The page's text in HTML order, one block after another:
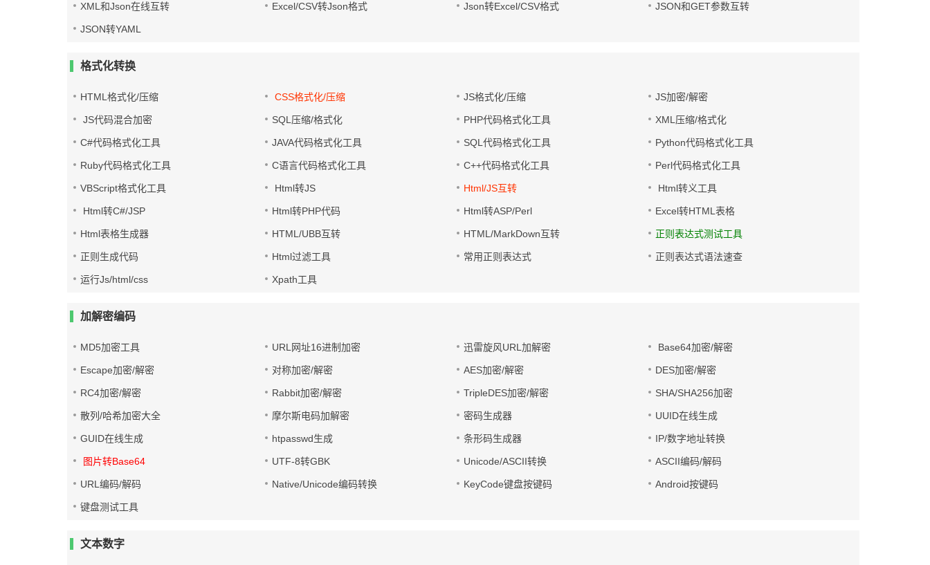
XML和Json在线互转 Excel/CSV转Json格式 Json转Excel/CSV格式 JSON和GET参数互转
JSON转YAML
格式化转换
HTML格式化/压缩 CSS格式化/压缩 JS格式化/压缩 JS加密/解密
JS代码混合加密 SQL压缩/格式化 PHP代码格式化工具 XML压缩/格式化
C#代码格式化工具 JAVA代码格式化工具 SQL代码格式化工具 Python代码格式化工具
Ruby代码格式化工具 C语言代码格式化工具 C++代码格式化工具 Perl代码格式化工具
VBScript格式化工具 Html转JS Html/JS互转 Html转义工具
Html转C#/JSP Html转PHP代码 Html转ASP/Perl Excel转HTML表格
Html表格生成器 HTML/UBB互转 HTML/MarkDown互转 正则表达式测试工具
正则生成代码 Html过滤工具 常用正则表达式 正则表达式语法速查
运行Js/html/css Xpath工具
加解密编码
MD5加密工具 URL网址16进制加密 迅雷旋风URL加解密 Base64加密/解密
Escape加密/解密 对称加密/解密 AES加密/解密 DES加密/解密
RC4加密/解密 Rabbit加密/解密 TripleDES加密/解密 SHA/SHA256加密
散列/哈希加密大全 摩尔斯电码加解密 密码生成器 UUID在线生成
GUID在线生成 htpasswd生成 条形码生成器 IP/数字地址转换
图片转Base64 UTF-8转GBK Unicode/ASCII转换 ASCII编码/解码
URL编码/解码 Native/Unicode编码转换 KeyCode键盘按键码 Android按键码
键盘测试工具
文本数字